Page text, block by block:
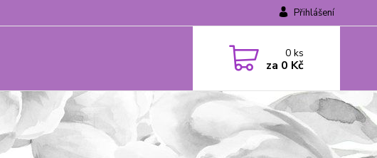
Přihlášení
0ks
za 0 Kč